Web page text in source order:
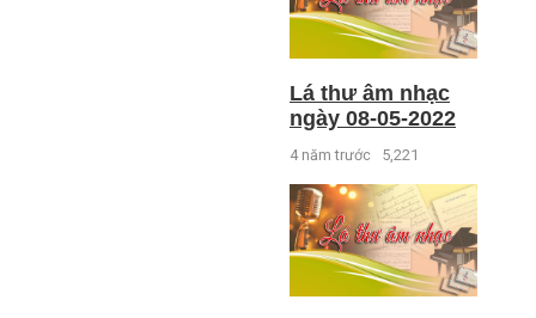
Lá thư âm nhạc
ngày 08-05-2022
4 năm trước 5,221